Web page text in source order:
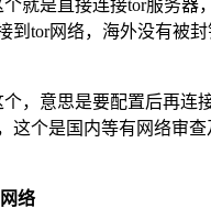
个就是直接连接tor服务器
到tor网络，海外没有被
个，意思是要配置后再连
这个是国内等有网络审查
络